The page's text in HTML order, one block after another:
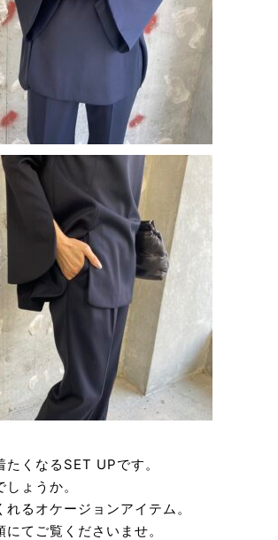
たくなるSET UPです。
ょうか。
るオケージョンアイテム。
てご覧くださいませ。